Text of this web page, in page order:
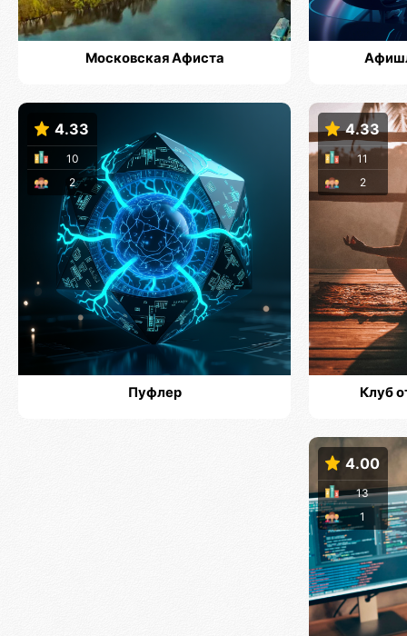
Московская Афиста
4.33
2
10
Пуфлер
4.33
2
11
Клуб
4.00
1
13